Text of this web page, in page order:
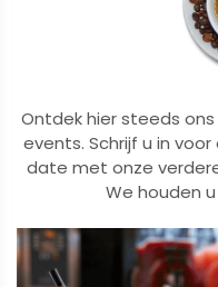
Ontdek hier steeds
events. Schrijf u in
date met onze
We houden